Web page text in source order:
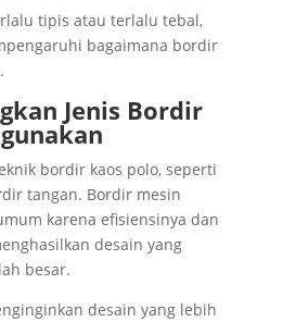
tipis atau terlalu tebal,
bagaimana bordir
Jenis Bordir
bordir kaos polo, seperti
tangan. Bordir mesin
karena efisiensinya dan
desain yang
besar.
desain yang lebih